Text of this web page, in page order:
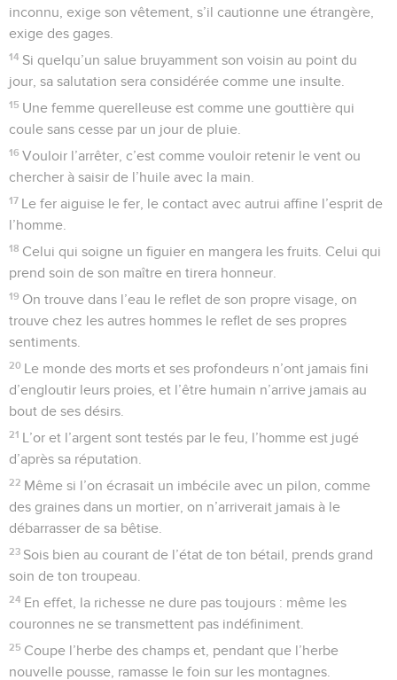
inconnu, exige son vêtement, s’il cautionne une étrangère,
exige des gages.
14 Si quelqu’un salue bruyamment son voisin au point du
jour, sa salutation sera considérée comme une insulte.
15 Une femme querelleuse est comme une gouttière qui
coule sans cesse par un jour de pluie.
16 Vouloir l’arrêter, c’est comme vouloir retenir le vent ou
chercher à saisir de l’huile avec la main.
17 Le fer aiguise le fer, le contact avec autrui affine l’esprit de
l’homme.
18 Celui qui soigne un figuier en mangera les fruits. Celui qui
prend soin de son maître en tirera honneur.
19 On trouve dans l’eau le reflet de son propre visage, on
trouve chez les autres hommes le reflet de ses propres
sentiments.
20 Le monde des morts et ses profondeurs n’ont jamais fini
d’engloutir leurs proies, et l’être humain n’arrive jamais au
bout de ses désirs.
21 L’or et l’argent sont testés par le feu, l’homme est jugé
d’après sa réputation.
22 Même si l’on écrasait un imbécile avec un pilon, comme
des graines dans un mortier, on n’arriverait jamais à le
débarrasser de sa bêtise.
23 Sois bien au courant de l’état de ton bétail, prends grand
soin de ton troupeau.
24 En effet, la richesse ne dure pas toujours : même les
couronnes ne se transmettent pas indéfiniment.
25 Coupe l’herbe des champs et, pendant que l’herbe
nouvelle pousse, ramasse le foin sur les montagnes.